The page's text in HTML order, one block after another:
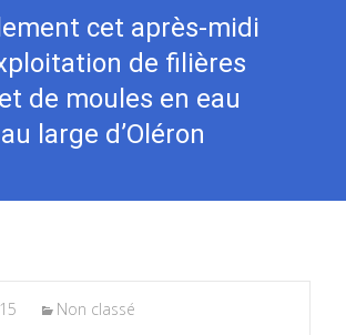
cet après-midi
de filières
de moules en eau
large d’Oléron
Non classé